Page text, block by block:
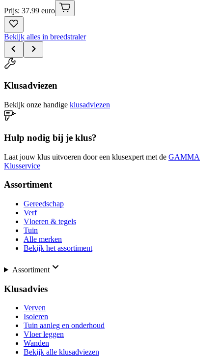
Prijs: 37.99 euro
Bekijk alles in breedstraler
Klusadviezen
Bekijk onze handige klusadviezen
Hulp nodig bij je klus?
Laat jouw klus uitvoeren door een klusexpert met de GAMMA
Klusservice
Assortiment
Gereedschap
Verf
Vloeren & tegels
Tuin
Alle merken
Bekijk het assortiment
Assortiment
Klusadvies
Verven
Isoleren
Tuin aanleg en onderhoud
Vloer leggen
Wanden
Bekijk alle klusadviezen